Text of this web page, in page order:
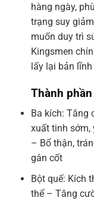
hàng ngày,
trạng suy
muốn duy trì
Kingsmen
lấy lại bản
Thành
Ba kích: Tăng
xuất tinh sớm,
– Bổ thận,
gân cốt
Bột quế: Kích
thể – Tăng